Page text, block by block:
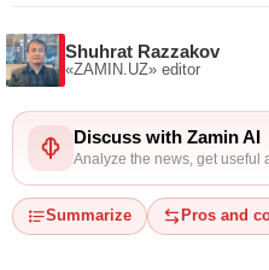
Shuhrat Razzakov
«ZAMIN.UZ» editor
Discuss with Zamin AI
Analyze the news, get useful
Summarize Pros and